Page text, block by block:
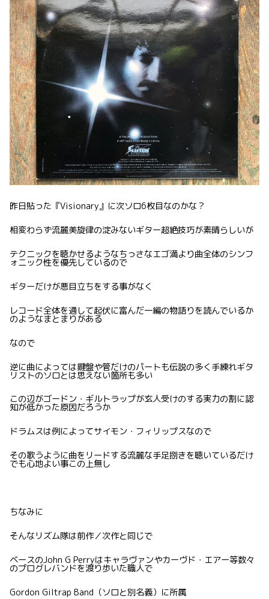
昨日貼った『Visionary』に次ソロ6枚目なのかな？
相変わらず流麗美旋律の淀みないギター超絶技巧が素晴らしいが
テクニックを聴かせるようなちっさなエゴ満より曲全体のシンフ
ォニック性を優先しているので
ギターだけが悪目立ちをする事がなく
レコード全体を通して起伏に富んだ一編の物語りを読んでいるか
のようなまとまりがある
なので
逆に曲によっては鍵盤や管だけのパートも伝説の多く手練れギタ
リストのソロとは思えない箇所も多い
この辺がゴードン・ギルトラップが玄人受けのする実力の割に認
知が低かった原因だろうか
ドラムスは例によってサイモン・フィリップスなので
その歌うように曲をリードする流麗な手足捌きを聴いているだけ
でも心地よい事この上無し
ちなみに
そんなリズム隊は前作／次作と同じで
ベースのJohn G Perryはキャラヴァンやカーヴド・エアー等数々
のプログレバンドを渡り歩いた職人で
Gordon Giltrap Band（ソロと別名義）に所属